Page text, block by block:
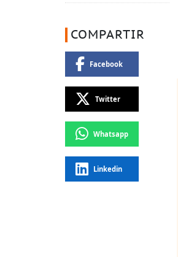
COMPARTIR
Facebook
Twitter
Whatsapp
Linkedin